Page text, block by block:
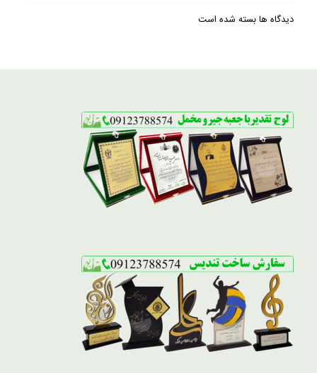
دیدگاه ها بسته شده است